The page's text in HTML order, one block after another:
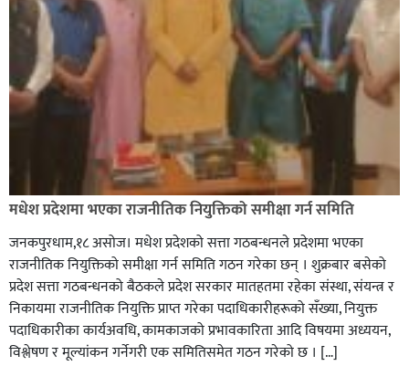
मधेश प्रदेशमा भएका राजनीतिक नियुक्तिको समीक्षा गर्न समिति
जनकपुरधाम,१८ असोज। मधेश प्रदेशको सत्ता गठबन्धनले प्रदेशमा भएका
राजनीतिक नियुक्तिको समीक्षा गर्न समिति गठन गरेका छन् । शुक्रबार बसेको
प्रदेश सत्ता गठबन्धनको बैठकले प्रदेश सरकार मातहतमा रहेका संस्था, संयन्त्र र
निकायमा राजनीतिक नियुक्ति प्राप्त गरेका पदाधिकारीहरूको सँख्या, नियुक्त
पदाधिकारीका कार्यअवधि, कामकाजको प्रभावकारिता आदि विषयमा अध्ययन,
विश्लेषण र मूल्यांकन गर्नेगरी एक समितिसमेत गठन गरेको छ । […]